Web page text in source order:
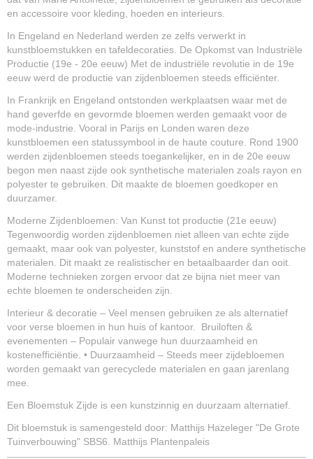
en accessoire voor kleding, hoeden en interieurs.
In Engeland en Nederland werden ze zelfs verwerkt in
kunstbloemstukken en tafeldecoraties. De Opkomst van Industriële
Productie (19e - 20e eeuw) Met de industriële revolutie in de 19e
eeuw werd de productie van zijdenbloemen steeds efficiënter.
In Frankrijk en Engeland ontstonden werkplaatsen waar met de
hand geverfde en gevormde bloemen werden gemaakt voor de
mode-industrie. Vooral in Parijs en Londen waren deze
kunstbloemen een statussymbool in de haute couture. Rond 1900
werden zijdenbloemen steeds toegankelijker, en in de 20e eeuw
begon men naast zijde ook synthetische materialen zoals rayon en
polyester te gebruiken. Dit maakte de bloemen goedkoper en
duurzamer.
Moderne Zijdenbloemen: Van Kunst tot productie (21e eeuw)
Tegenwoordig worden zijdenbloemen niet alleen van echte zijde
gemaakt, maar ook van polyester, kunststof en andere synthetische
materialen. Dit maakt ze realistischer en betaalbaarder dan ooit.
Moderne technieken zorgen ervoor dat ze bijna niet meer van
echte bloemen te onderscheiden zijn.
Interieur & decoratie – Veel mensen gebruiken ze als alternatief
voor verse bloemen in hun huis of kantoor. Bruiloften &
evenementen – Populair vanwege hun duurzaamheid en
kostenefficiëntie. • Duurzaamheid – Steeds meer zijdebloemen
worden gemaakt van gerecyclede materialen en gaan jarenlang
mee.
Een Bloemstuk Zijde is een kunstzinnig en duurzaam alternatief.
Dit bloemstuk is samengesteld door: Matthijs Hazeleger "De Grote
Tuinverbouwing" SBS6. Matthijs Plantenpaleis